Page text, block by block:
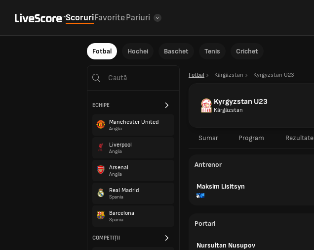
ScoruriFavoritePariuri
Fotbal Hochei Baschet Tenis Crichet
ECHIPE
Manchester United
Anglia
Liverpool
Anglia
Arsenal
Anglia
Real Madrid
Spania
Barcelona
Spania
COMPETIȚII
Fotbal Kârgâzstan Kyrgyzstan U23
Kyrgyzstan U23
Kârgâzstan
Sumar Program Rezultate
Antrenor
Maksim Lisitsyn
Portari
Nursultan Nusupov